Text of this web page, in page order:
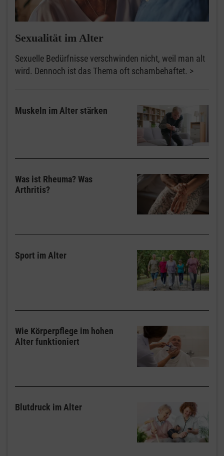
Sexualität im Alter
Sexuelle Bedürfnisse verschwinden nicht, weil man alt
wird. Dennoch ist das Thema oft schambehaftet.
Muskeln im Alter stärken
Was ist Rheuma? Was
Arthritis?
Sport im Alter
Wie Körperpflege im hohen
Alter funktioniert
Blutdruck im Alter